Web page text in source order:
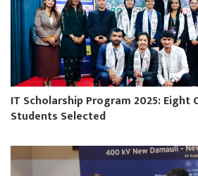
IT Scholarship Program 2025: Eight
Students Selected